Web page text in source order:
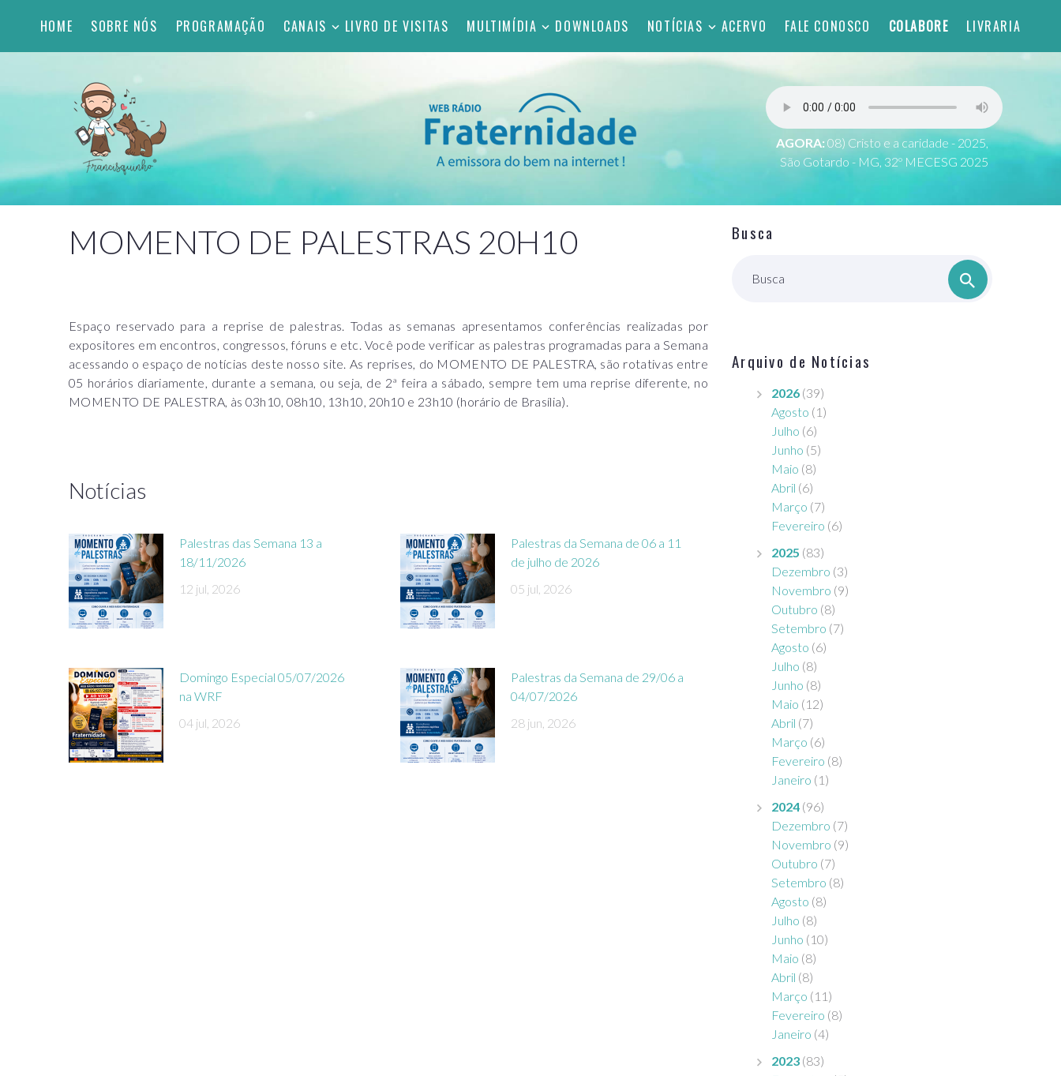
HOME SOBRE NÓS PROGRAMAÇÃO CANAIS LIVRO DE VISITAS MULTIMÍDIA DOWNLOADS NOTÍCIAS ACERVO FALE CONOSCO COLABORE LIVRARIA
AGORA: 08) Cristo e a caridade - 2025,
São Gotardo - MG, 32º MECESG 2025
MOMENTO DE PALESTRAS 20H10
Espaço reservado para a reprise de palestras. Todas as semanas apresentamos conferências realizadas por
expositores em encontros, congressos, fóruns e etc. Você pode verificar as palestras programadas para a Semana
acessando o espaço de notícias deste nosso site. As reprises, do MOMENTO DE PALESTRA, são rotativas entre
05 horários diariamente, durante a semana, ou seja, de 2ª feira a sábado, sempre tem uma reprise diferente, no
MOMENTO DE PALESTRA, às 03h10, 08h10, 13h10, 20h10 e 23h10 (horário de Brasília).
Notícias
Palestras das Semana 13 a
18/11/2026
12 jul, 2026
Palestras da Semana de 06 a 11
de julho de 2026
05 jul, 2026
Domingo Especial 05/07/2026
na WRF
04 jul, 2026
Palestras da Semana de 29/06 a
04/07/2026
28 jun, 2026
Busca
Busca
Arquivo de Notícias
2026 (39)
Agosto (1)
Julho (6)
Junho (5)
Maio (8)
Abril (6)
Março (7)
Fevereiro (6)
2025 (83)
Dezembro (3)
Novembro (9)
Outubro (8)
Setembro (7)
Agosto (6)
Julho (8)
Junho (8)
Maio (12)
Abril (7)
Março (6)
Fevereiro (8)
Janeiro (1)
2024 (96)
Dezembro (7)
Novembro (9)
Outubro (7)
Setembro (8)
Agosto (8)
Julho (8)
Junho (10)
Maio (8)
Abril (8)
Março (11)
Fevereiro (8)
Janeiro (4)
2023 (83)